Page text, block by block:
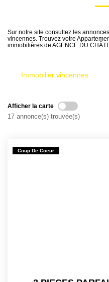
NOUS
Sur notre site consultez les
vincennes. Trouvez votre
immobilières de AGENCE DU
Immobilier vincennes
Afficher la carte
17 annonce(s) trouvée(s)
Coup De Coeur